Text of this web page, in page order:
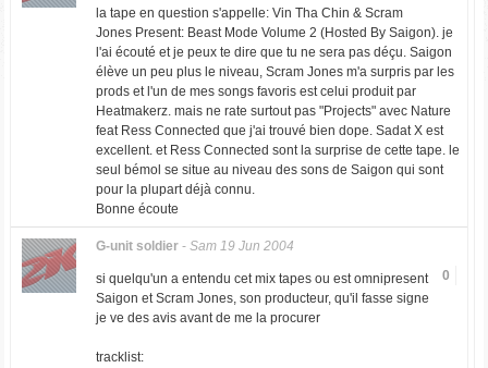
la tape en question s'appelle: Vin Tha Chin & Scram
Jones Present: Beast Mode Volume 2 (Hosted By Saigon). je
l'ai écouté et je peux te dire que tu ne sera pas déçu. Saigon
élève un peu plus le niveau, Scram Jones m'a surpris par les
prods et l'un de mes songs favoris est celui produit par
Heatmakerz. mais ne rate surtout pas "Projects" avec Nature
feat Ress Connected que j'ai trouvé bien dope. Sadat X est
excellent. et Ress Connected sont la surprise de cette tape. le
seul bémol se situe au niveau des sons de Saigon qui sont
pour la plupart déjà connu.
Bonne écoute
G-unit soldier- Sam 19 Jun 2004
0
si quelqu'un a entendu cet mix tapes ou est omnipresent
Saigon et Scram Jones, son producteur, qu'il fasse signe
je ve des avis avant de me la procurer
tracklist: